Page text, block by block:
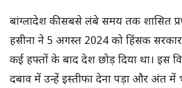
बांग्लादेश की सबसे लंबे समय तक शासित
हसीना ने 5 अगस्त 2024 को हिंसक सरकार-
कई हफ्तों के बाद देश छोड़ दिया था। इस
दबाव में उन्हें इस्तीफा देना पड़ा और अंत में